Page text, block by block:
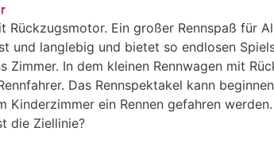
Rückzugsmotor. Ein großer Rennspaß für
und langlebig und bietet so endlosen
Zimmer. In dem kleinen Rennwagen mit
Das Rennspektakel kann
Kinderzimmer ein Rennen gefahren
die Ziellinie?